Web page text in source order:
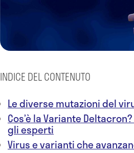
INDICE DEL CONTENUTO
Le diverse mutazioni del
Cos’è la Variante
gli esperti
Virus e varianti che